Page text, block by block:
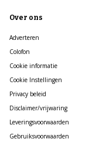
Over ons
Adverteren
Colofon
Cookie informatie
Cookie Instellingen
Privacy beleid
Disclaimer/vrijwaring
Leveringsvoorwaarden
Gebruiksvoorwaarden